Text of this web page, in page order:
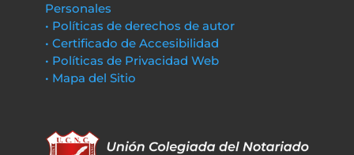
Personales
• Políticas de derechos de autor
• Certificado de Accesibilidad
• Políticas de Privacidad Web
• Mapa del Sitio